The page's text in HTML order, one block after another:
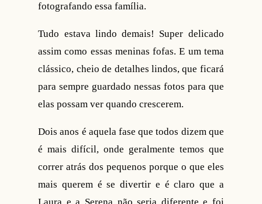
fotografando essa família.
Tudo estava lindo demais! Super delicado
assim como essas meninas fofas. E um tema
clássico, cheio de detalhes lindos, que ficará
para sempre guardado nessas fotos para que
elas possam ver quando crescerem.
Dois anos é aquela fase que todos dizem que
é mais difícil, onde geralmente temos que
correr atrás dos pequenos porque o que eles
mais querem é se divertir e é claro que a